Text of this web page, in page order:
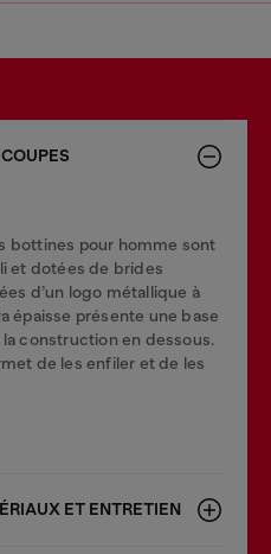
bottines pour homme sont
et dotées de brides
d’un logo métallique à
épaisse présente une base
construction en dessous.
de les enfiler et de les
ET ENTRETIEN